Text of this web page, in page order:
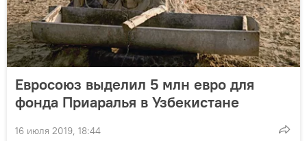
Евросоюз выделил 5 млн евро для
фонда Приаралья в Узбекистане
16 июля 2019, 18:44